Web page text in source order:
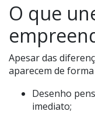
O que
Apesar das
aparecem de
Desenho
imediato;